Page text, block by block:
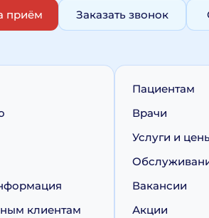
приём Заказать звонок
клиентам
Пациентам
Врачи
Услуги и
Вакансии
Акции